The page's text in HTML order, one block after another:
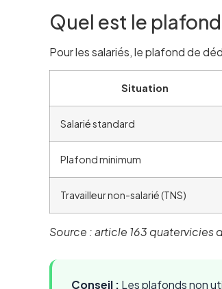
Quel est le
Pour les salariés, le plafond de
Situation
Salarié standard
Plafond minimum
Travailleur non-salarié (TNS)
Source : article 163
Conseil : Les plafonds non